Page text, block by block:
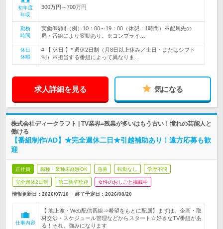
初年度
年収
300万円～700万円
勤務
時間
実働8時間（例）10：00～19：00（休憩：1時間）※配属先の
局・番組により変動あり。※コンプライ…
休日
休暇
# 【 休日 】* 週休2日制（月8日以上休み／土日・またはシフト
制）※担当する番組によって異なりま…
求人詳細を見る 気になる
株式会社ディークラフト | TV業界=残業が多いはもう古い！憧れの芸能人と
働ける
【番組制作/AD】★完全週休二日★引越補助あり！遠方応募も歓
迎
正社員 職種・業種未経験OK 急募 転勤なし 学歴不問
完全週休2日制 第二新卒歓迎 女性のおしごと掲載中
情報更新日：2026/07/10 終了予定日： 2026/08/20
仕事内容
【 地上波・Web配信番組⇒希望をもとに配属】まずは、企画・取
材交渉・スケジュール管理などからスタート☆好きなTV番組があ
る！それ、強みになります